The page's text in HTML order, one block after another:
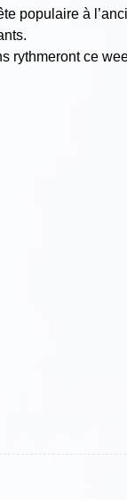
populaire à
rythmeront ce